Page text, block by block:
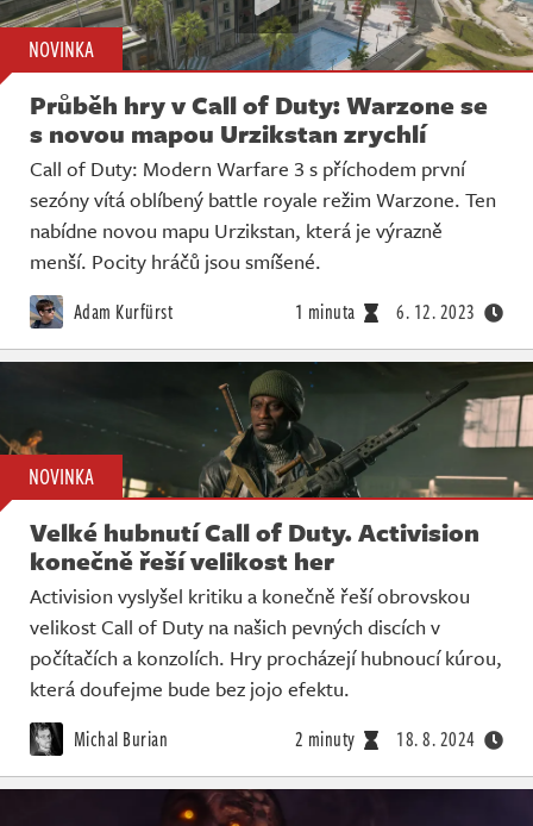
NOVINKA
Průběh hry v Call of Duty: Warzone se
s novou mapou Urzikstan zrychlí
Call of Duty: Modern Warfare 3 s příchodem první
sezóny vítá oblíbený battle royale režim Warzone. Ten
nabídne novou mapu Urzikstan, která je výrazně
menší. Pocity hráčů jsou smíšené.
Adam Kurfürst 1 minuta 6. 12. 2023
NOVINKA
Velké hubnutí Call of Duty. Activision
konečně řeší velikost her
Activision vyslyšel kritiku a konečně řeší obrovskou
velikost Call of Duty na našich pevných discích v
počítačích a konzolích. Hry procházejí hubnoucí kúrou,
která doufejme bude bez jojo efektu.
Michal Burian 2 minuty 18. 8. 2024